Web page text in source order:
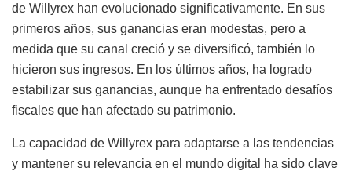
de Willyrex han evolucionado significativamente. En sus
primeros años, sus ganancias eran modestas, pero a
medida que su canal creció y se diversificó, también lo
hicieron sus ingresos. En los últimos años, ha logrado
estabilizar sus ganancias, aunque ha enfrentado desafíos
fiscales que han afectado su patrimonio.
La capacidad de Willyrex para adaptarse a las tendencias
y mantener su relevancia en el mundo digital ha sido clave